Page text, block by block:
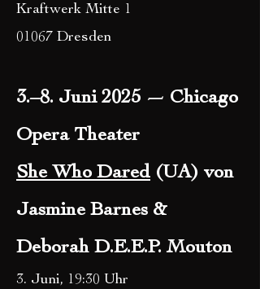
Kraftwerk Mitte 1
01067 Dresden
3.–8. Juni 2025 — Chicago
Opera Theater
She Who Dared (UA) von
Jasmine Barnes &
Deborah D.E.E.P. Mouton
3. Juni, 19:30 Uhr